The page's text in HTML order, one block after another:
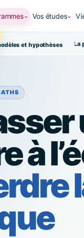
⌄ Vos études⌄
et hypothèses
Vue d’ensemble La
à